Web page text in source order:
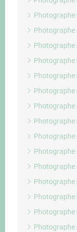
Photographe
Photographe
Photographe
Photographe
Photographe
Photographe
Photographe
Photographe
Photographe
Photographe
Photographe
Photographe
Photographe
Photographe
Photographe